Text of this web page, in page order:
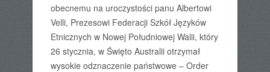
obecnemu na uroczystości panu Albertowi
Velli, Prezesowi Federacji Szkół Języków
Etnicznych w Nowej Południowej Walii, który
26 stycznia, w Święto Australii otrzymał
wysokie odznaczenie państwowe – Order